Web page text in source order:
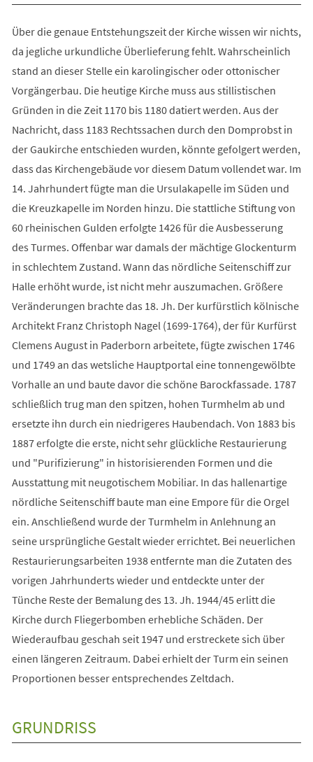
Über die genaue Entstehungszeit der Kirche wissen wir nichts,
da jegliche urkundliche Überlieferung fehlt. Wahrscheinlich
stand an dieser Stelle ein karolingischer oder ottonischer
Vorgängerbau. Die heutige Kirche muss aus stillistischen
Gründen in die Zeit 1170 bis 1180 datiert werden. Aus der
Nachricht, dass 1183 Rechtssachen durch den Domprobst in
der Gaukirche entschieden wurden, könnte gefolgert werden,
dass das Kirchengebäude vor diesem Datum vollendet war. Im
14. Jahrhundert fügte man die Ursulakapelle im Süden und
die Kreuzkapelle im Norden hinzu. Die stattliche Stiftung von
60 rheinischen Gulden erfolgte 1426 für die Ausbesserung
des Turmes. Offenbar war damals der mächtige Glockenturm
in schlechtem Zustand. Wann das nördliche Seitenschiff zur
Halle erhöht wurde, ist nicht mehr auszumachen. Größere
Veränderungen brachte das 18. Jh. Der kurfürstlich kölnische
Architekt Franz Christoph Nagel (1699-1764), der für Kurfürst
Clemens August in Paderborn arbeitete, fügte zwischen 1746
und 1749 an das wetsliche Hauptportal eine tonnengewölbte
Vorhalle an und baute davor die schöne Barockfassade. 1787
schließlich trug man den spitzen, hohen Turmhelm ab und
ersetzte ihn durch ein niedrigeres Haubendach. Von 1883 bis
1887 erfolgte die erste, nicht sehr glückliche Restaurierung
und "Purifizierung" in historisierenden Formen und die
Ausstattung mit neugotischem Mobiliar. In das hallenartige
nördliche Seitenschiff baute man eine Empore für die Orgel
ein. Anschließend wurde der Turmhelm in Anlehnung an
seine ursprüngliche Gestalt wieder errichtet. Bei neuerlichen
Restaurierungsarbeiten 1938 entfernte man die Zutaten des
vorigen Jahrhunderts wieder und entdeckte unter der
Tünche Reste der Bemalung des 13. Jh. 1944/45 erlitt die
Kirche durch Fliegerbomben erhebliche Schäden. Der
Wiederaufbau geschah seit 1947 und erstreckete sich über
einen längeren Zeitraum. Dabei erhielt der Turm ein seinen
Proportionen besser entsprechendes Zeltdach.
GRUNDRISS